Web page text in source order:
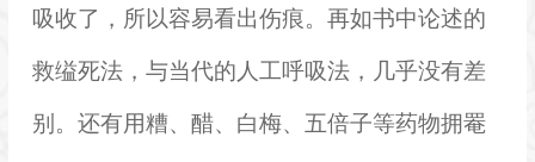
吸收了，所以容易看出伤痕。再如书中论述的
救缢死法，与当代的人工呼吸法，几乎没有差
别。还有用糟、醋、白梅、五倍子等药物拥罨